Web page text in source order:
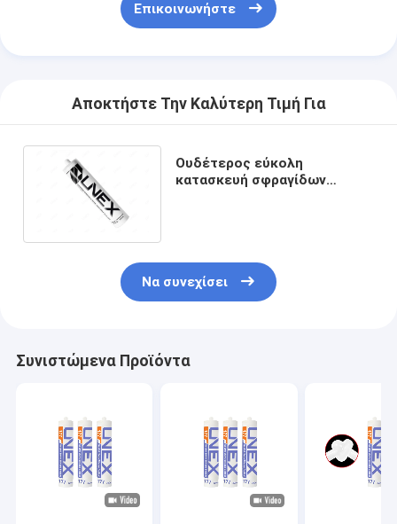
Επικοινωνήστε
Αποκτήστε Την Καλύτερη Τιμή Για
Ουδέτερος εύκολη
κατασκευή σφραγίδων
Να συνεχίσει
Συνιστώμενα Προϊόντα